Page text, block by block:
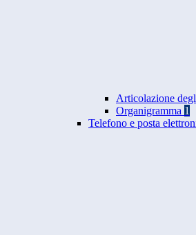
Articolazione
Organigramma 1
Telefono e posta